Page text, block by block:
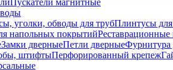
Пускатели магнитные
уголки, обводы для трубПлинтусы
напольных покрытийРеставрационные
Замки дверныеПетли дверныеФурнитура
штифтыПерфорированный крепеж